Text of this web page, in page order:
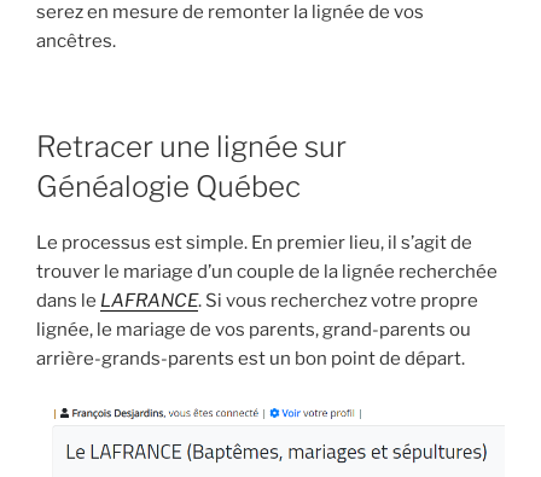
serez en mesure de remonter la lignée de vos
ancêtres.
Retracer une lignée sur
Généalogie Québec
Le processus est simple. En premier lieu, il s’agit de
trouver le mariage d’un couple de la lignée recherchée
dans le LAFRANCE. Si vous recherchez votre propre
lignée, le mariage de vos parents, grand-parents ou
arrière-grands-parents est un bon point de départ.